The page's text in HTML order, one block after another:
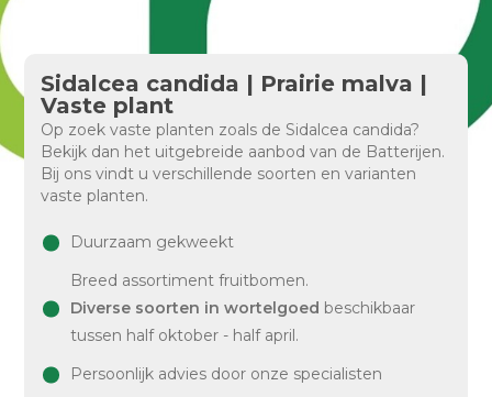
Sidalcea candida | Prairie malva |
Vaste plant
Op zoek vaste planten zoals de Sidalcea candida?
Bekijk dan het uitgebreide aanbod van de Batterijen.
Bij ons vindt u verschillende soorten en varianten
vaste planten.
Duurzaam gekweekt
Breed assortiment fruitbomen.
Diverse soorten in wortelgoed beschikbaar
tussen half oktober - half april.
Persoonlijk advies door onze specialisten